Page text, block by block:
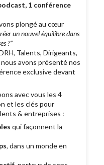
1 conférence
plongé au cœur
un nouvel équilibre dans
?”
Talents, Dirigeants,
avons présenté nos
exclusive devant
avec vous les 4
et les clés pour
& entreprises :
qui façonnent la
, dans un monde en